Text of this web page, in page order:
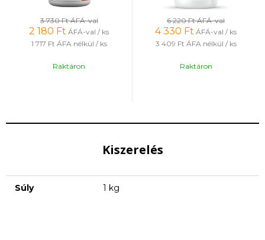
3 730 FtÁFÁ-val
2 180 Ft ÁFÁ-val / ks
1 717 Ft ÁFA nélkül / ks
Raktáron
6 220 FtÁFÁ-val
4 330 Ft ÁFÁ-val / ks
3 409 Ft ÁFA nélkül / ks
Raktáron
Kiszerelés
Súly 1 kg